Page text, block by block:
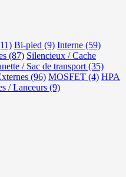
Bi-pied (9) Interne (59)
(87) Silencieux / Cache
/ Sac de transport (35)
(96) MOSFET (4) HPA
/ Lanceurs (9)